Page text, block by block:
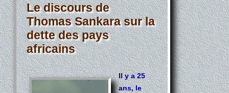
Le discours de
Thomas Sankara sur la
dette des pays
africains
Il y a 25
ans, le